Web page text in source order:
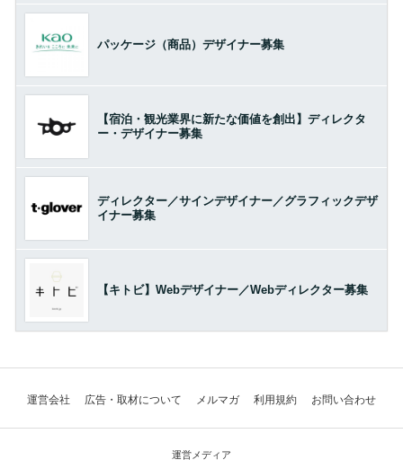
パッケージ（商品）デザイナー募集
【宿泊・観光業界に新たな価値を創出】ディレクタ
ー・デザイナー募集
ディレクター／サインデザイナー／グラフィックデザ
イナー募集
【キトビ】Webデザイナー／Webディレクター募集
運営会社 広告・取材について メルマガ 利用規約 お問い合わせ
運営メディア